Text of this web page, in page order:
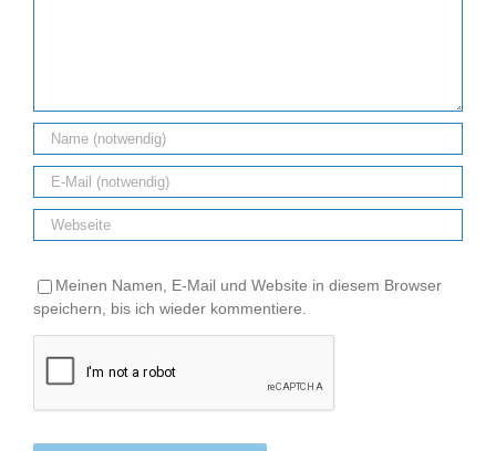
Meinen Namen, E-Mail und Website in diesem Browser
speichern, bis ich wieder kommentiere.